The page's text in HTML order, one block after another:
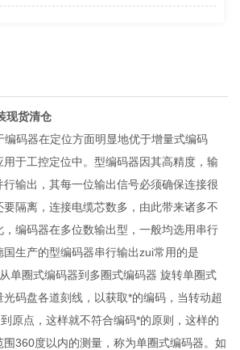
现货清仓
编码器在定位方面明显地优于增量式编码
于工控定位中。型编码器因其高精度，输
输出，其每一位输出信号必须确保连接很
隔离，连接电缆芯数多，由此带来诸多不
编码器在多位数输出型，一般均选用串行
生产的型编码器串行输出zui常用的是
单圈式编码器到多圈式编码器 旋转单圈式
码盘各道刻线，以获取*的编码，当转动超
原点，这样就不符合编码*的原则，这样的
360度以内的测量，称为单圈式编码器。如